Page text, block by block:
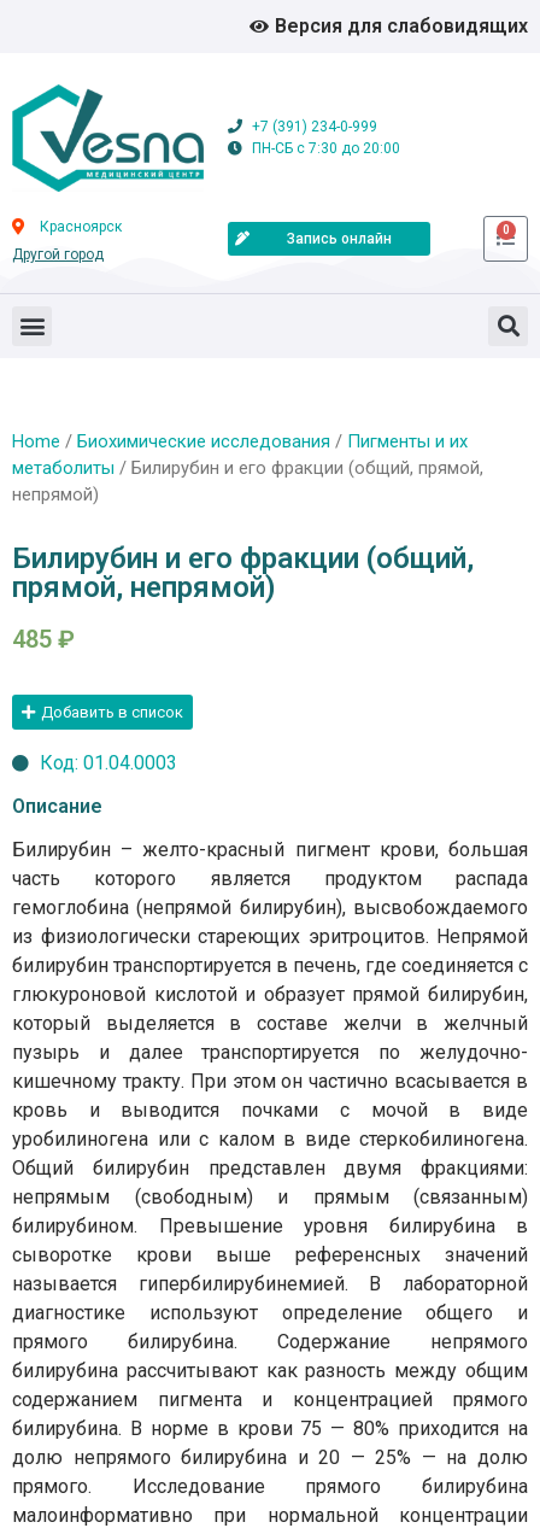
Версия для слабовидящих
+7 (391) 234-0-999
ПН-СБ с 7:30 до 20:00
Красноярск
Другой город
Запись онлайн
0
Home / Биохимические исследования / Пигменты и их
метаболиты / Билирубин и его фракции (общий, прямой,
непрямой)
Билирубин и его фракции (общий,
прямой, непрямой)
485 ₽
Добавить в список
Код: 01.04.0003
Описание
Билирубин – желто-красный пигмент крови, большая
часть которого является продуктом распада
гемоглобина (непрямой билирубин), высвобождаемого
из физиологически стареющих эритроцитов. Непрямой
билирубин транспортируется в печень, где соединяется с
глюкуроновой кислотой и образует прямой билирубин,
который выделяется в составе желчи в желчный
пузырь и далее транспортируется по желудочно-
кишечному тракту. При этом он частично всасывается в
кровь и выводится почками с мочой в виде
уробилиногена или с калом в виде стеркобилиногена.
Общий билирубин представлен двумя фракциями:
непрямым (свободным) и прямым (связанным)
билирубином. Превышение уровня билирубина в
сыворотке крови выше референсных значений
называется гипербилирубинемией. В лабораторной
диагностике используют определение общего и
прямого билирубина. Содержание непрямого
билирубина рассчитывают как разность между общим
содержанием пигмента и концентрацией прямого
билирубина. В норме в крови 75 — 80% приходится на
долю непрямого билирубина и 20 — 25% — на долю
прямого. Исследование прямого билирубина
малоинформативно при нормальной концентрации